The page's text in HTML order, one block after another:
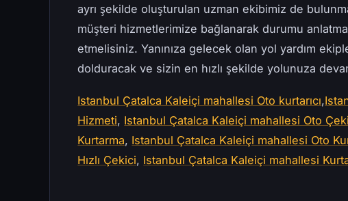
ayrı şekilde oluşturulan uzman ekibimiz de
müşteri hizmetlerimize bağlanarak durumu
etmelisiniz. Yanınıza gelecek olan yol yardım
dolduracak ve sizin en hızlı şekilde yolunuza
Istanbul Çatalca Kaleiçi mahallesi Oto kurtarıcı,
Hizmeti, Istanbul Çatalca Kaleiçi mahallesi Oto
Kurtarma, Istanbul Çatalca Kaleiçi mahallesi Oto
Hızlı Çekici, Istanbul Çatalca Kaleiçi mahallesi